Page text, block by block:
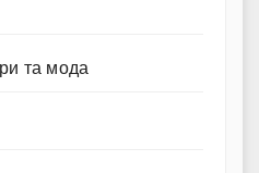
та мода